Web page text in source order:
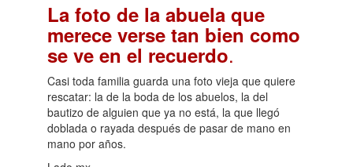
La foto de la abuela que
merece verse tan bien como
se ve en el recuerdo.
Casi toda familia guarda una foto vieja que quiere
rescatar: la de la boda de los abuelos, la del
bautizo de alguien que ya no está, la que llegó
doblada o rayada después de pasar de mano en
mano por años.